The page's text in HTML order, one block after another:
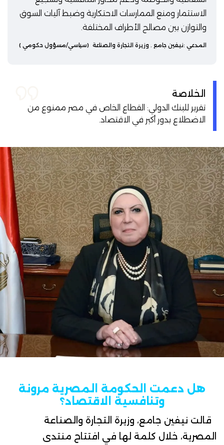
الاستثمار ومنع الممارسات الاحتكارية وضبط آليات السوق
والتوازن بين مصالح الأطراف المختلفة.
المدعي :نيفين جامع . وزيرة التجارة والصناعة (سياسي/مسؤول حكومي )
الخلاصة
تقرير للبنك الدولي: القطاع الخاص في مصر ممنوع من
الاضطلاع بدور أكبر في الاقتصاد.
هل دعمت الحكومة المصرية مرونة
وتنافسية الاقتصاد؟
قالت نيفين جامع، وزيرة التجارة والصناعة
المصرية، خلال كلمة لها في افتتاح منتدى